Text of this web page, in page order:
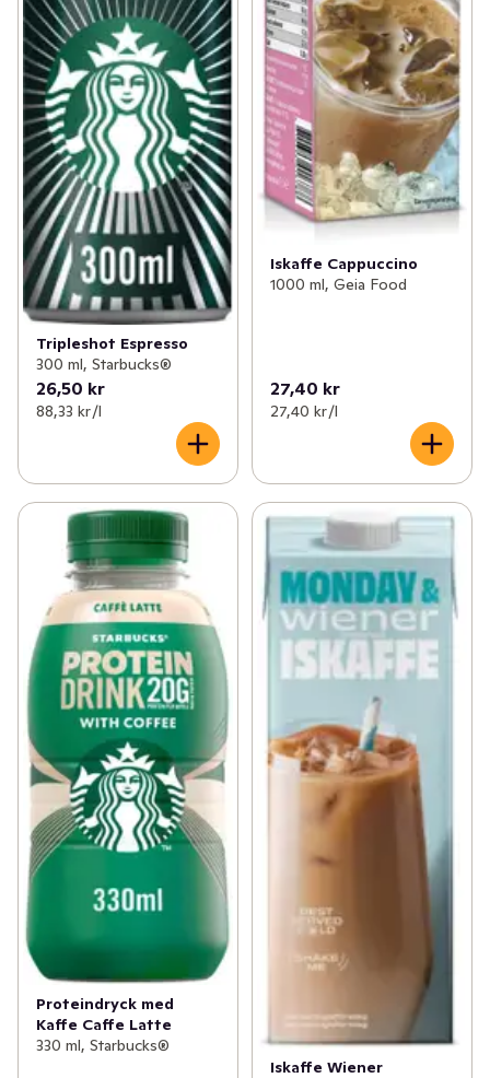
Tripleshot Espresso
300 ml, Starbucks®
26,50 kr
88,33 kr /l
Iskaffe Cappuccino
1000 ml, Geia Food
27,40 kr
27,40 kr /l
Proteindryck med
Kaffe Caffe Latte
330 ml, Starbucks®
Iskaffe Wiener